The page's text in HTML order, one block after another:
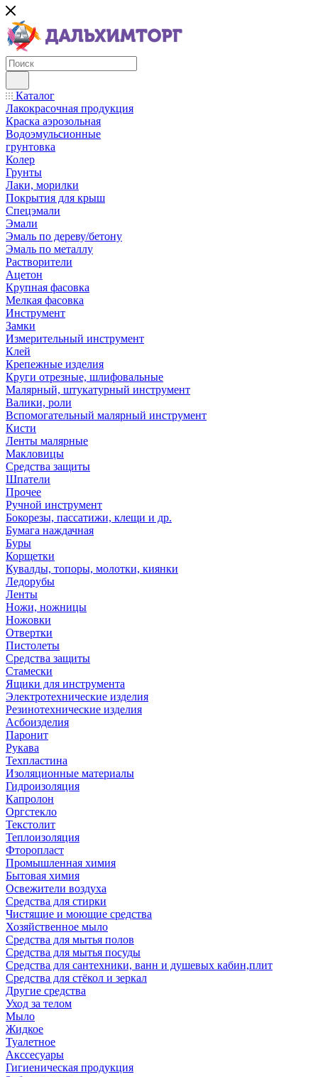
Каталог
Лакокрасочная продукция
Краска аэрозольная
Водоэмульсионные
грунтовка
Колер
Грунты
Лаки, морилки
Покрытия для крыш
Спецэмали
Эмали
Эмаль по дереву/бетону
Эмаль по металлу
Растворители
Ацетон
Крупная фасовка
Мелкая фасовка
Инструмент
Замки
Измерительный инструмент
Клей
Крепежные изделия
Круги отрезные, шлифовальные
Малярный, штукатурный инструмент
Валики, роли
Вспомогательный малярный инструмент
Кисти
Ленты малярные
Макловицы
Средства защиты
Шпатели
Прочее
Ручной инструмент
Бокорезы, пассатижи, клещи и др.
Бумага наждачная
Буры
Корщетки
Кувалды, топоры, молотки, киянки
Ледорубы
Ленты
Ножи, ножницы
Ножовки
Отвертки
Пистолеты
Средства защиты
Стамески
Ящики для инструмента
Электротехнические изделия
Резинотехнические изделия
Асбоизделия
Паронит
Рукава
Техпластина
Изоляционные материалы
Гидроизоляция
Капролон
Оргстекло
Текстолит
Теплоизоляция
Фторопласт
Промышленная химия
Бытовая химия
Освежители воздуха
Средства для стирки
Чистящие и моющие средства
Хозяйственное мыло
Средства для мытья полов
Средства для мытья посуды
Средства для сантехники, ванн и душевых кабин,плит
Средства для стёкол и зеркал
Другие средства
Уход за телом
Мыло
Жидкое
Туалетное
Акссесуары
Гигиеническая продукция